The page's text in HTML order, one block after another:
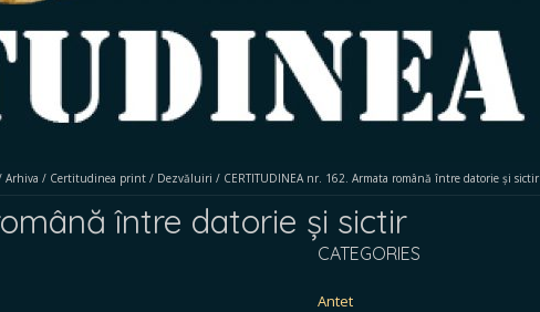
Arhiva / Certitudinea print / Dezvăluiri / CERTITUDINEA nr. 162. Armata română între datorie și sictir
între datorie și sictir
CATEGORIES
Antet